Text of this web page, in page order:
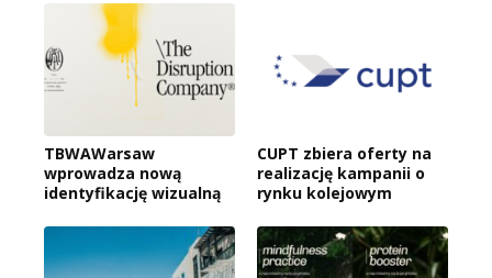
TBWAWarsaw
wprowadza nową
identyfikację wizualną
CUPT zbiera oferty na
realizację kampanii o
rynku kolejowym